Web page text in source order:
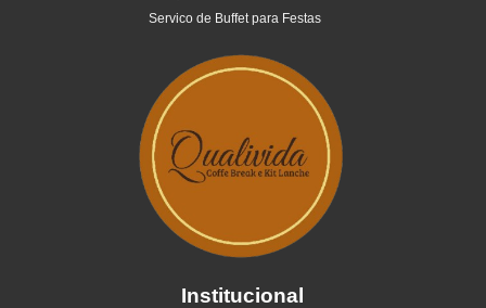
Servico de Buffet para Festas
Institucional